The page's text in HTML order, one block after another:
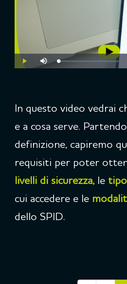
Play
Disattiva
l’audio
Caricato:
0.00%
In questo video vedrai
e a cosa serve.
definizione, capiremo
requisiti per poter
livelli di sicurezza, le
cui accedere e le
dello SPID.